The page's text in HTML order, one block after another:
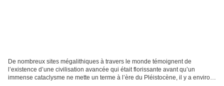
De nombreux sites mégalithiques à travers le monde témoignent de
l’existence d’une civilisation avancée qui était florissante avant qu’un
immense cataclysme ne mette un terme à l’ère du Pléistocène, il y a environ